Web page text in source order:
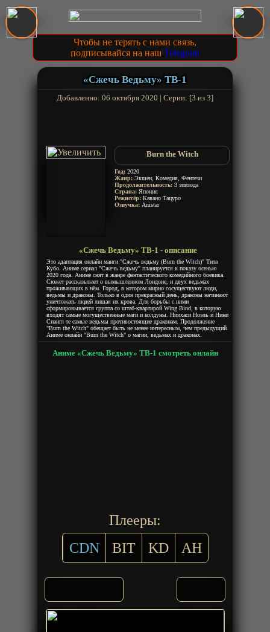
Чтобы не терять с нами связь,
подписывайся на наш Telegram
«Сжечь Ведьму» ТВ-1
Добавленно: 06 октября 2020 | Серии: [3 из 3]
Burn the Witch
Год: 2020
Жанр: Экшен, Комедия, Фентези
Продолжительность: 3 эпизода
Страна: Япония
Режиссёр: Кавано Тацуро
Озвучка: Anistar
«Сжечь Ведьму» ТВ-1 - описание
Это адаптация онлайн манги "Сжечь ведьму (Burn the Witch)" Тита
Кубо. Аниме сериал "Сжечь ведьму" планируется к показу осенью
2020 года. Аниме снят в жанре фантастического комедийного боевика.
Сюжет рассказывает о вымышленном Лондоне, и двух ведьмах
проживающих в нём. Город, в котором мирно сосуществуют люди,
ведьмы и драконы. Только в один прекрасный день, драконы начинают
уничтожать людей лишая их крова. Для борьбы с ними
сформировывается группа со штаб-квартирой Wing Bind, в которую
входят самые могущественные маги и колдуны. Ниихаси Ноэль и Нини
Спангл те самые ведьмы противостоящие драконам. Продолжение
"Burn the Witch" обещает быть не менее интересным, чем предыдущий.
Аниме онлайн "Burn the Witch" о магии, ведьмах и драконах.
Аниме «Сжечь Ведьму» ТВ-1 смотреть онлайн
Плееры:
CDN
BIT KD AH